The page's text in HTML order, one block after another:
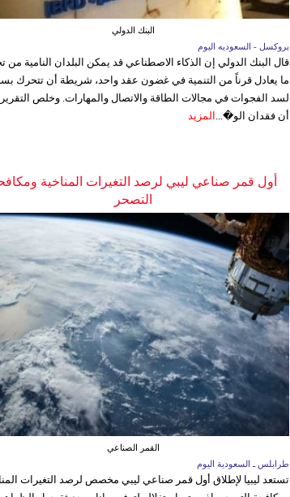
البنك الدولي
بروكسل - السعوديه اليوم
قال البنك الدولي إن الذكاء الاصطناعي قد يمكن البلدان النامية من
ما يعادل قرناً من التنمية في غضون عقد واحد، شريطة أن تتحرك
لسد الفجوات في مجالات الطاقة والاتصال والمهارات. وخلص
أن فقدان الو�... المزيد
أول قمر صناعي ليبي لرصد التغيرات المناخية
التصحر
القمر الصناعي
طرابلس ـ السعودية اليوم
تستعد ليبيا لإطلاق أول قمر صناعي ليبي مخصص لرصد التغيرات